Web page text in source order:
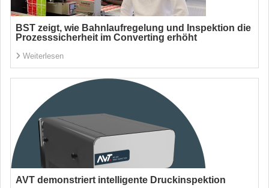
BST zeigt, wie Bahnlaufregelung und Inspektion die
Prozesssicherheit im Converting erhöht
Weiterlesen
AVT demonstriert intelligente Druckinspektion